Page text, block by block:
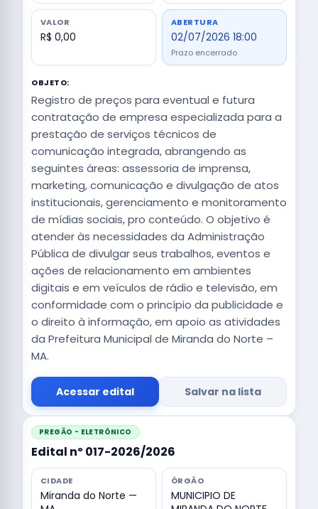
VALOR
R$ 0,00
ABERTURA
02/07/2026 18:00
Prazo encerrado
OBJETO:
Registro de preços para eventual e futura
contratação de empresa especializada para a
prestação de serviços técnicos de
comunicação integrada, abrangendo as
seguintes áreas: assessoria de imprensa,
marketing, comunicação e divulgação de atos
institucionais, gerenciamento e monitoramento
de mídias sociais, pro conteúdo. O objetivo é
atender às necessidades da Administração
Pública de divulgar seus trabalhos, eventos e
ações de relacionamento em ambientes
digitais e em veículos de rádio e televisão, em
conformidade com o princípio da publicidade e
o direito à informação, em apoio as atividades
da Prefeitura Municipal de Miranda do Norte –
MA.
Acessar edital Salvar na lista
PREGÃO - ELETRÔNICO
Edital nº 017-2026/2026
CIDADE
Miranda do Norte —
ÓRGÃO
MUNICIPIO DE